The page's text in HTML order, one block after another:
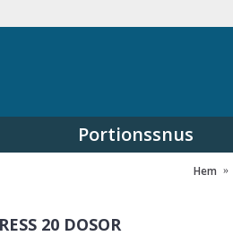
Portionssnus
Hem
20 DOSOR